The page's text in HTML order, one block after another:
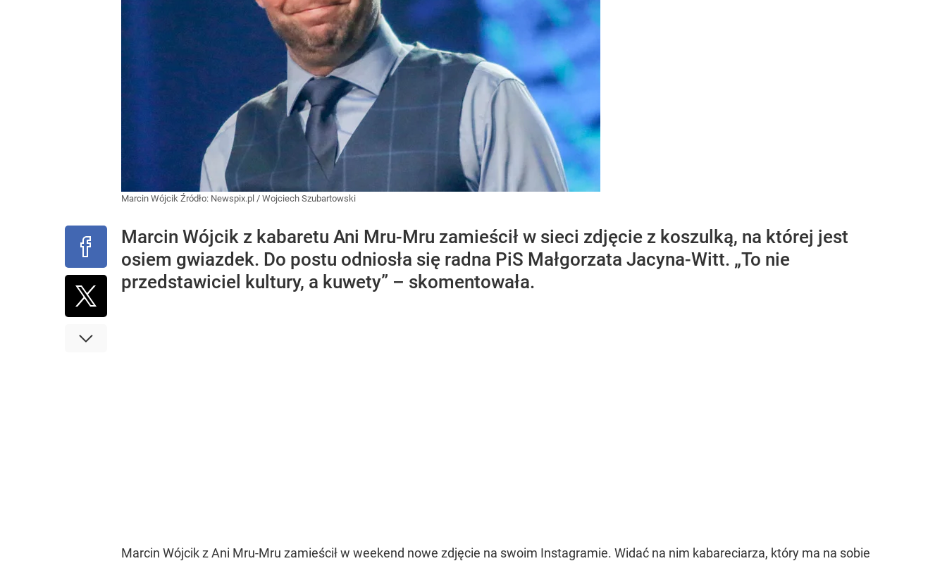
Marcin Wójcik Źródło: Newspix.pl / Wojciech Szubartowski
Marcin Wójcik z kabaretu Ani Mru-Mru zamieścił w sieci zdjęcie z koszulką, na której jest
osiem gwiazdek. Do postu odniosła się radna PiS Małgorzata Jacyna-Witt. „To nie
przedstawiciel kultury, a kuwety” – skomentowała.
Marcin Wójcik z Ani Mru-Mru zamieścił w weekend nowe zdjęcie na swoim Instagramie. Widać na nim kabareciarza, który ma na sobie